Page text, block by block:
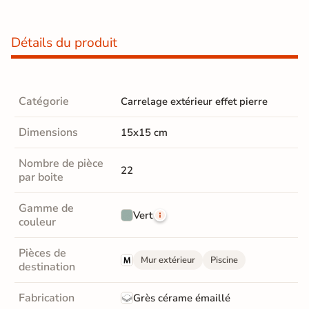
Détails du produit
Catégorie Carrelage extérieur effet pierre
Dimensions 15x15 cm
Nombre de pièce
par boite
22
Gamme de
couleur
Vert
Pièces de
destination
Mur extérieur Piscine
Fabrication Grès cérame émaillé